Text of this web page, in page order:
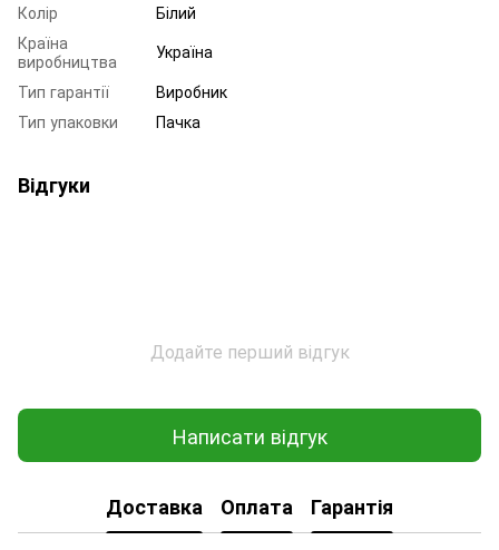
Колір
Білий
Країна
виробництва
Україна
Тип гарантії
Виробник
Тип упаковки
Пачка
Відгуки
Додайте перший відгук
Написати відгук
Доставка Оплата Гарантія